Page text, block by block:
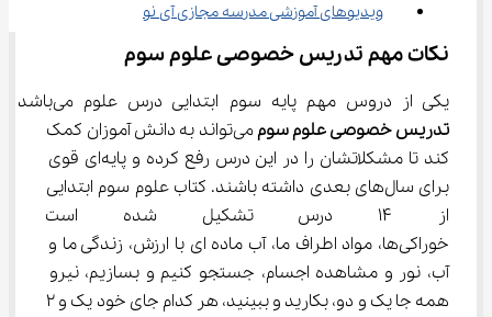
ویدیوهای آموزشی مدرسه مجازی آی نو
نکات مهم تدریس خصوصی علوم سوم
یکی از دروس مهم پایه سوم ابتدایی درس علوم می‌باشد و
تدریس خصوصی علوم سوم
می‌تواند به دانش آموزان کمک
کند تا مشکلاتشان را در این درس رفع کرده و پایه‌ای قوی
برای سال‌های بعدی داشته باشند. کتاب علوم سوم ابتدایی
از ۱۴ درس تشکیل شده است
خوراکی‌ها، مواد اطراف ما، آب ماده ای با ارزش، زندگی ما و
آب، نور و مشاهده اجسام، جستجو کنیم و بسازیم، نیرو